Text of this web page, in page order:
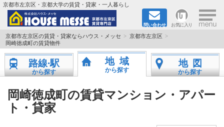
京都市左京区・京都大学の賃貸・貸家・一人暮らし
問い合わせ お気に入り ×
TOPページ
地図から検索
京都大学＆京都芸術大学生さんに
京都市左京区の賃貸・貸家ならハウス・メッセ
京都市左京区
岡崎徳成町の賃貸物件
路線·駅
から探す
地域
から探す
地図
から探す
岡崎徳成町の賃貸マンション・アパー
ト・貸家